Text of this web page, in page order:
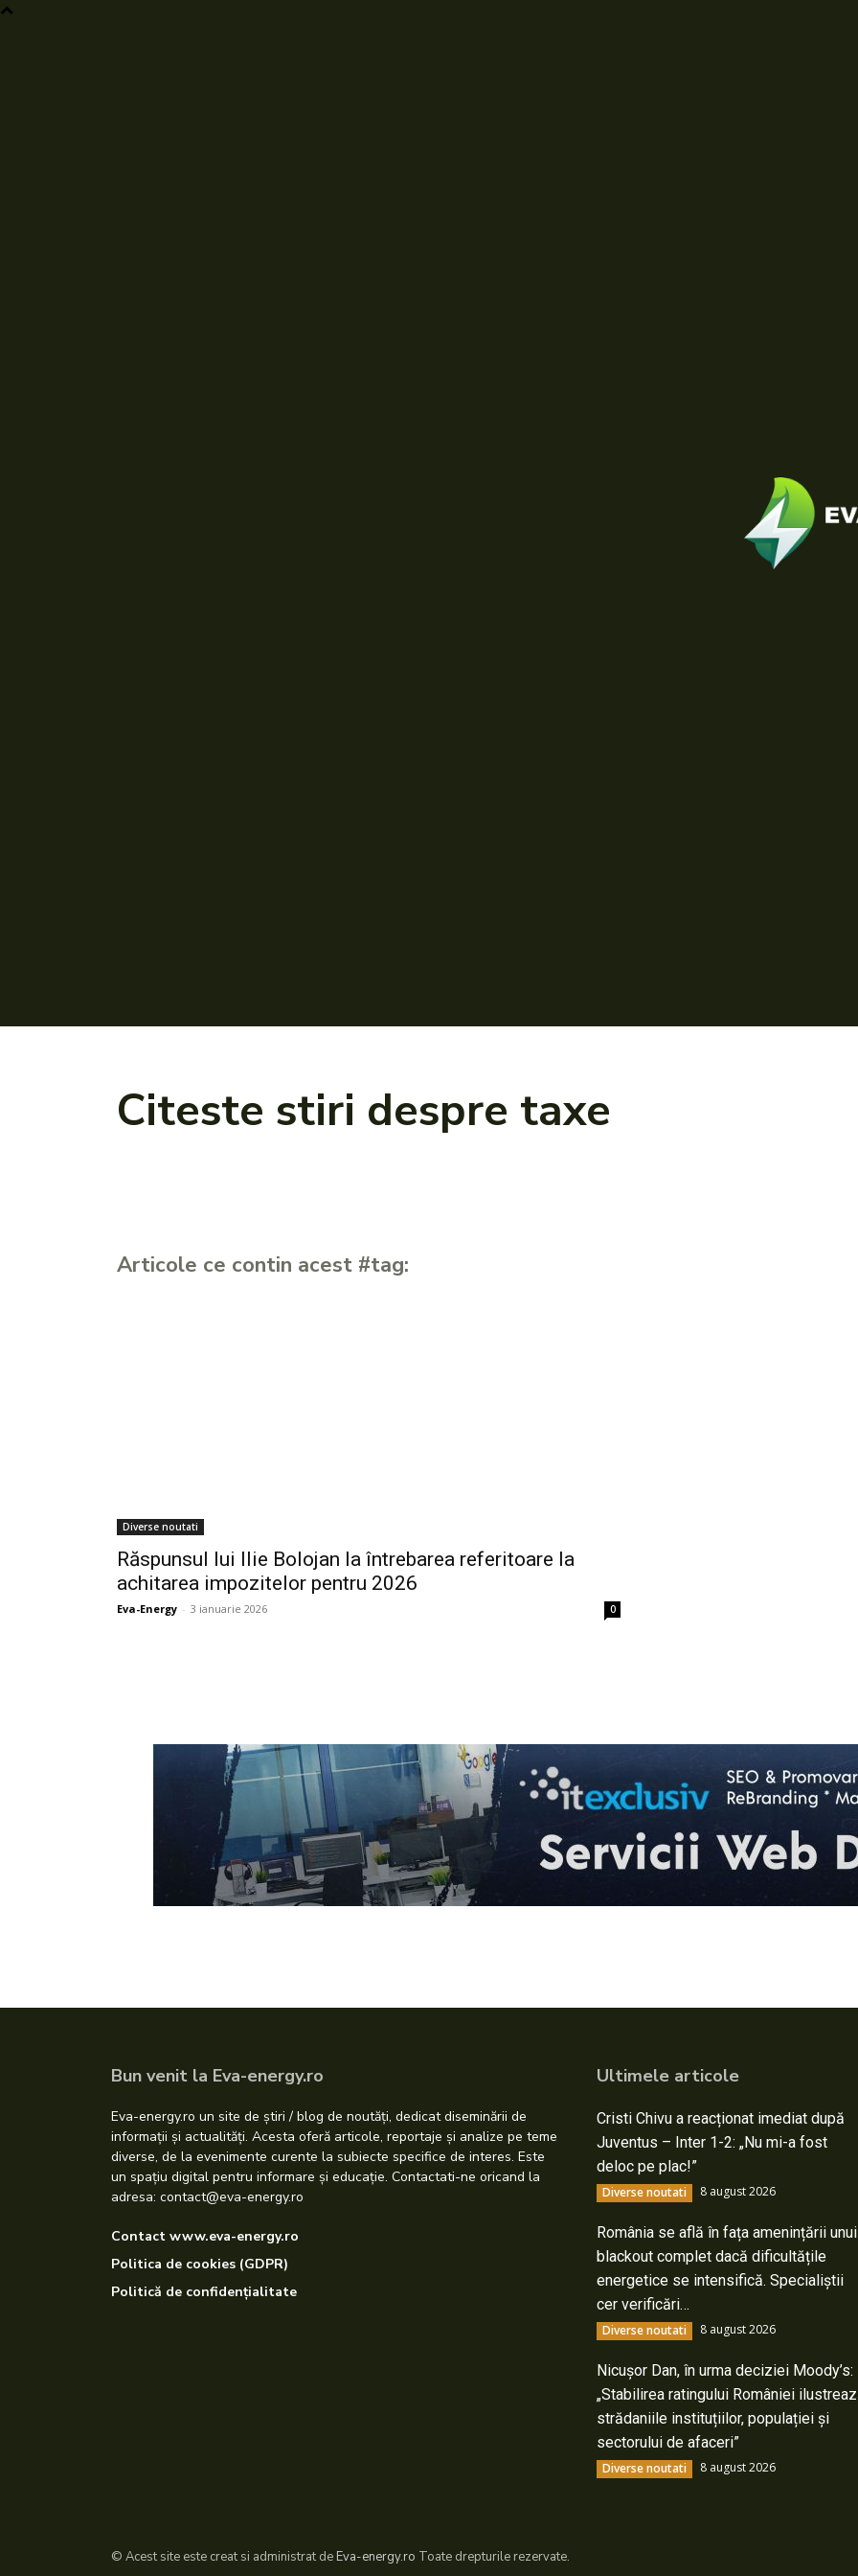
Citeste stiri despre taxe
Articole ce contin acest #tag:
Diverse noutati
Răspunsul lui Ilie Bolojan la întrebarea referitoare la
achitarea impozitelor pentru 2026
Eva-Energy - 3 ianuarie 2026 0
Bun venit la Eva-energy.ro
Eva-energy.ro un site de știri / blog de noutăți, dedicat diseminării de
informații și actualități. Acesta oferă articole, reportaje și analize pe teme
diverse, de la evenimente curente la subiecte specifice de interes. Este
un spațiu digital pentru informare și educație. Contactati-ne oricand la
adresa: contact@eva-energy.ro
Contact www.eva-energy.ro
Politica de cookies (GDPR)
Politică de confidențialitate
Ultimele articole
Cristi Chivu a reacționat imediat după
Juventus – Inter 1-2: „Nu mi-a fost
deloc pe plac!”
Diverse noutati 8 august 2026
România se află în fața amenințării unui
blackout complet dacă dificultățile
energetice se intensifică. Specialiștii
cer verificări…
Diverse noutati 8 august 2026
Nicușor Dan, în urma deciziei Moody’s:
„Stabilirea ratingului României
strădaniile instituțiilor, populației și
sectorului de afaceri”
Diverse noutati 8 august 2026
© Acest site este creat si administrat deEva-energy.ro Toate drepturile rezervate.